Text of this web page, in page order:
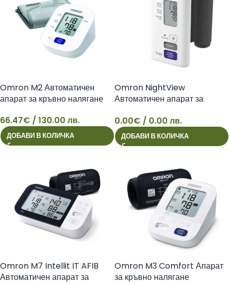
66
Omron M2 Автоматичен
апарат за кръвно налягане
66.47€ / 130.00 лв.
ДОБАВИ В КОЛИЧКА
Omron NightView
Автоматичен апарат за
0.00€ / 0.00 лв.
ДОБАВИ В КОЛИЧКА
Omron M7 Intellit IT AFIB
Автоматичен апарат за
Omron M3 Comfort Апарат
за кръвно налягане